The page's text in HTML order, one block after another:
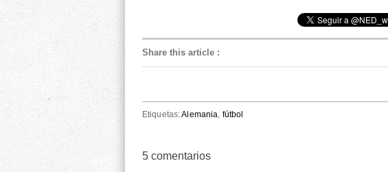
Share this article :
Etiquetas:Alemania, fútbol
5 comentarios